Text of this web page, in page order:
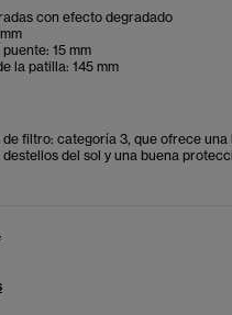
con efecto degradado
15 mm
la patilla: 145 mm
filtro: categoría 3, que ofrece
del sol y una buena